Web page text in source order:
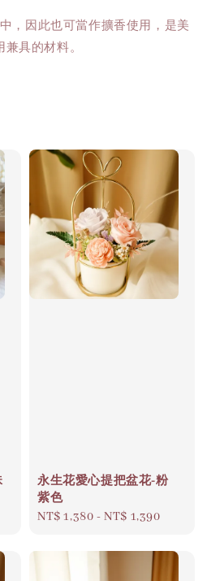
，因此也可當作擴香使用，是美
兼具的材料。
永生花愛心提把盆花-粉
紫色
Regular
NT$ 1,380 -NT$ 1,390